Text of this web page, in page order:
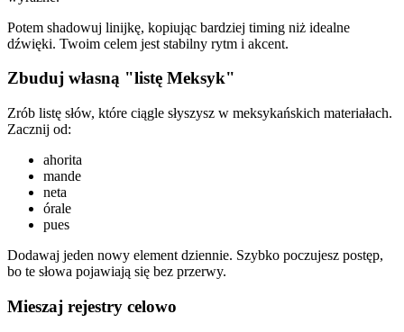
Potem shadowuj linijkę, kopiując bardziej timing niż idealne
dźwięki. Twoim celem jest stabilny rytm i akcent.
Zbuduj własną "listę Meksyk"
Zrób listę słów, które ciągle słyszysz w meksykańskich materiałach.
Zacznij od:
ahorita
mande
neta
órale
pues
Dodawaj jeden nowy element dziennie. Szybko poczujesz postęp,
bo te słowa pojawiają się bez przerwy.
Mieszaj rejestry celowo